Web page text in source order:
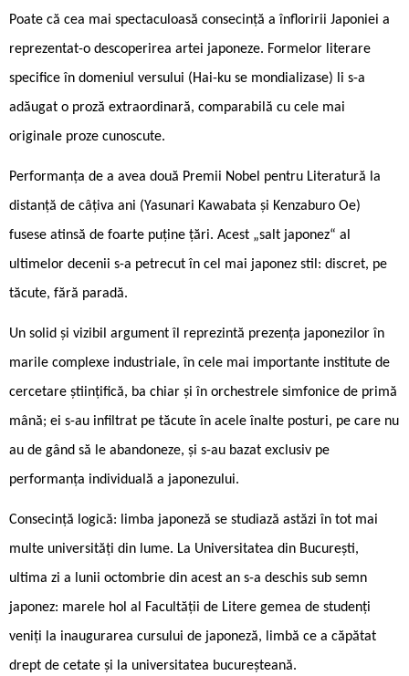
Poate că cea mai spectaculoasă consecință a înfloririi Japoniei a
reprezentat-o descoperirea artei japoneze. Formelor literare
specifice în domeniul versului (Hai-ku se mondializase) li s-a
adăugat o proză extraordinară, comparabilă cu cele mai
originale proze cunoscute.
Performanța de a avea două Premii Nobel pentru Literatură la
distanță de câțiva ani (Yasunari Kawabata și Kenzaburo Oe)
fusese atinsă de foarte puține țări. Acest „salt japonez“ al
ultimelor decenii s-a petrecut în cel mai japonez stil: discret, pe
tăcute, fără paradă.
Un solid și vizibil argument îl reprezintă prezența japonezilor în
marile complexe industriale, în cele mai importante institute de
cercetare științifică, ba chiar și în orchestrele simfonice de primă
mână; ei s-au infiltrat pe tăcute în acele înalte posturi, pe care nu
au de gând să le abandoneze, și s-au bazat exclusiv pe
performanța individuală a japonezului.
Consecință logică: limba japoneză se studiază astăzi în tot mai
multe universități din lume. La Universitatea din București,
ultima zi a lunii octombrie din acest an s-a deschis sub semn
japonez: marele hol al Facultății de Litere gemea de studenți
veniți la inaugurarea cursului de japoneză, limbă ce a căpătat
drept de cetate și la universitatea bucureșteană.